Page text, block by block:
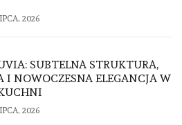
2026
SUBTELNA STRUKTURA,
NOWOCZESNA ELEGANCJA W
2026